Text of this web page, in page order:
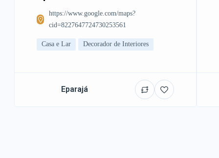
https://www.google.com/maps?
cid=8227647724730253561
Casa e Lar Decorador de Interiores
Eparajá